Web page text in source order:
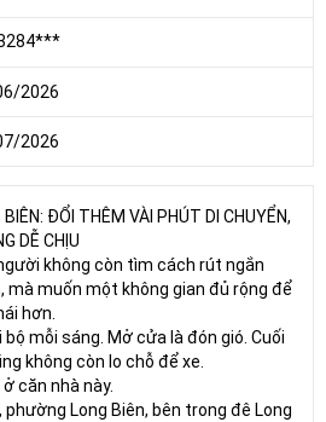
2026
2026
ĐỔI THÊM VÀI PHÚT DI CHUYỂN,
DỄ CHỊU
không còn tìm cách rút ngắn
mà muốn một không gian đủ rộng để
hơn.
bộ mỗi sáng. Mở cửa là đón gió. Cuối
không còn lo chỗ để xe.
căn nhà này.
phường Long Biên, bên trong đê Long